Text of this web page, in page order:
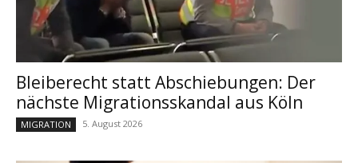
Bleiberecht statt Abschiebungen: Der
nächste Migrationsskandal aus Köln
MIGRATION 5. August 2026